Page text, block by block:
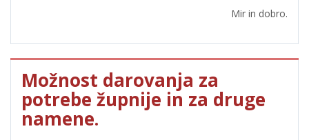
Mir in dobro.
Možnost darovanja za
potrebe župnije in za druge
namene.